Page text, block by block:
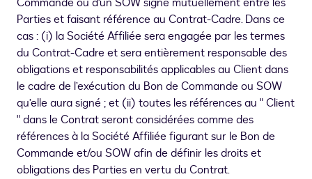
Parties et faisant référence au Contrat-Cadre. Dans ce
cas : (i) la Société Affiliée sera engagée par les termes
du Contrat-Cadre et sera entièrement responsable des
obligations et responsabilités applicables au Client dans
le cadre de l’exécution du Bon de Commande ou SOW
qu’elle aura signé ; et (ii) toutes les références au " Client
" dans le Contrat seront considérées comme des
références à la Société Affiliée figurant sur le Bon de
Commande et/ou SOW afin de définir les droits et
obligations des Parties en vertu du Contrat.